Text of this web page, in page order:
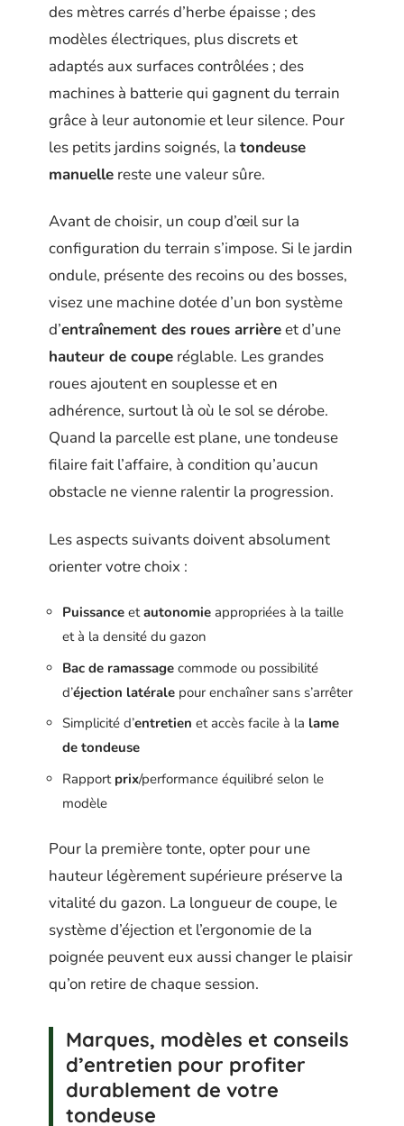
des mètres carrés d’herbe épaisse ; des
modèles électriques, plus discrets et
adaptés aux surfaces contrôlées ; des
machines à batterie qui gagnent du terrain
grâce à leur autonomie et leur silence. Pour
les petits jardins soignés, la tondeuse
manuelle reste une valeur sûre.
Avant de choisir, un coup d’œil sur la
configuration du terrain s’impose. Si le jardin
ondule, présente des recoins ou des bosses,
visez une machine dotée d’un bon système
d’entraînement des roues arrièreet d’une
hauteur de coupe réglable. Les grandes
roues ajoutent en souplesse et en
adhérence, surtout là où le sol se dérobe.
Quand la parcelle est plane, une tondeuse
filaire fait l’affaire, à condition qu’aucun
obstacle ne vienne ralentir la progression.
Les aspects suivants doivent absolument
orienter votre choix :
Puissance etautonomie appropriées à la taille
et à la densité du gazon
Bac de ramassage commode ou possibilité
d’éjection latérale pour enchaîner sans s’arrêter
Simplicité d’entretien et accès facile à la lame
de tondeuse
Rapport prix/performance équilibré selon le
modèle
Pour la première tonte, opter pour une
hauteur légèrement supérieure préserve la
vitalité du gazon. La longueur de coupe, le
système d’éjection et l’ergonomie de la
poignée peuvent eux aussi changer le plaisir
qu’on retire de chaque session.
Marques, modèles et conseils
d’entretien pour profiter
durablement de votre
tondeuse